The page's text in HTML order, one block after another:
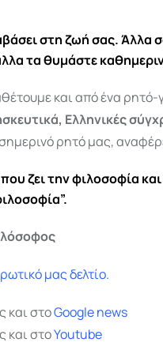
στη ζωή σας. Άλλα
τα θυμάστε
και από ένα
Ελληνικές
ρητό μας,
ζει την φιλοσοφία
μας δελτίο.
και στοGooglenews
και στοYoutube